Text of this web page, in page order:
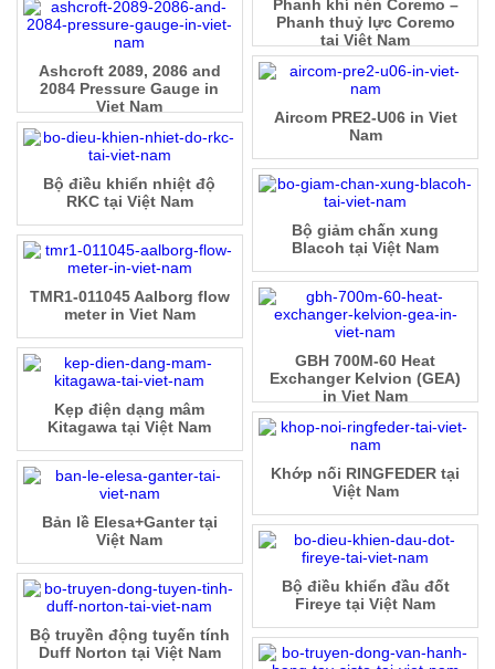
Phanh khí nén Coremo –
Phanh thuỷ lực Coremo
tại Việt Nam
Ashcroft 2089, 2086 and
2084 Pressure Gauge in
Viet Nam
Aircom PRE2-U06 in Viet
Nam
Bộ điều khiển nhiệt độ
RKC tại Việt Nam
Bộ giảm chấn xung
Blacoh tại Việt Nam
TMR1-011045 Aalborg flow
meter in Viet Nam
GBH 700M-60 Heat
Exchanger Kelvion (GEA)
in Viet Nam
Kẹp điện dạng mâm
Kitagawa tại Việt Nam
Khớp nối RINGFEDER tại
Việt Nam
Bản lề Elesa+Ganter tại
Việt Nam
Bộ điều khiển đầu đốt
Fireye tại Việt Nam
Bộ truyền động tuyến tính
Duff Norton tại Việt Nam